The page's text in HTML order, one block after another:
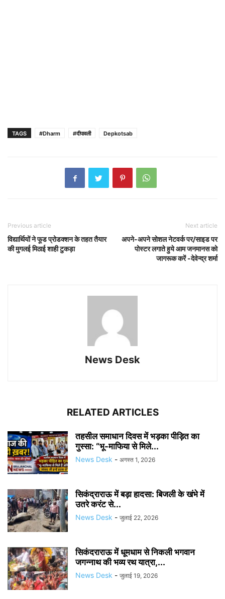
TAGS #Dharm #दीपावली Depkotsab
Previous article
विद्यार्थियों ने फूड प्रोडक्शन के तहत तैयार
की मुगलई मिठाई शाही टुकड़ा
Next article
अपने-अपने सोशल नेटवर्क पर/साइड पर
पोस्टर लगाते हुये आम जनमानस को
जागरूक करें -देवेन्द्र शर्मा
News Desk
RELATED ARTICLES
तहसील समाधान दिवस में भड़का पीड़ित का
गुस्सा: “भू-माफिया से मिले...
News Desk - अगस्त 1, 2026
सिकंद्राराऊ में बड़ा हादसा: बिजली के खंभे में
उतरे करंट से...
News Desk - जुलाई 22, 2026
सिकंदराराऊ में धूमधाम से निकली भगवान
जगन्नाथ की भव्य रथ यात्रा,...
News Desk - जुलाई 19, 2026